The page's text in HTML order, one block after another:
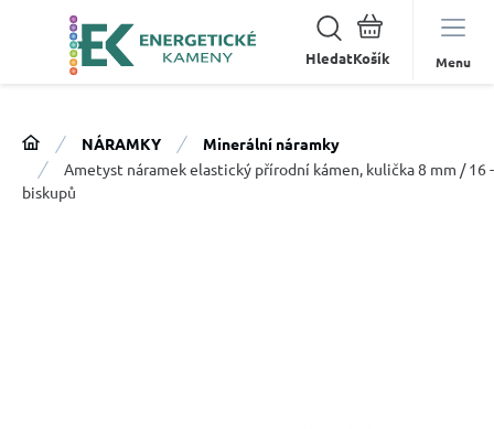
Hledat Menu
NÁRAMKY
Minerální náramky
Ametyst náramek elastický přírodní kámen, kulička 8 mm / 16
biskupů